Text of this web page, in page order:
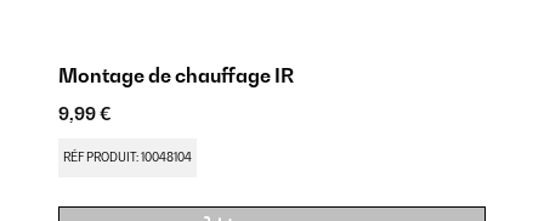
Montage de chauffage IR
9,99 €
RÉF PRODUIT: 10048104